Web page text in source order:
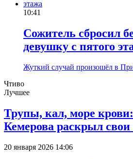
10:41
Сожитель сбросил
девушку с пятого
Жуткий случай произошёл в
Чтиво
Лучшее
Трупы, кал, море
Кемерова раскрыл свои
20 января 2026 14:06